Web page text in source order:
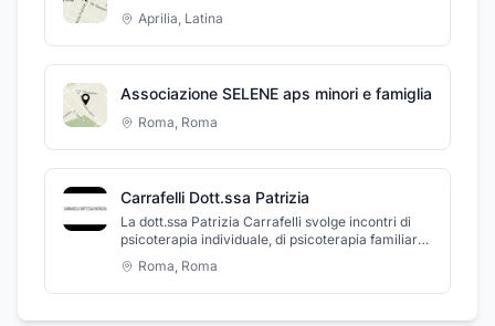
Aprilia, Latina
Associazione SELENE aps minori e famiglia
Roma, Roma
Carrafelli Dott.ssa Patrizia
La dott.ssa Patrizia Carrafelli svolge incontri di
psicoterapia individuale, di psicoterapia familiare
e di coppia. Negli incontri individuali, vengono
affrontati disagi come: ansia, depressione, disturbi
alimentari e fobie. Gli incontri familiari aiutano le
Roma, Roma